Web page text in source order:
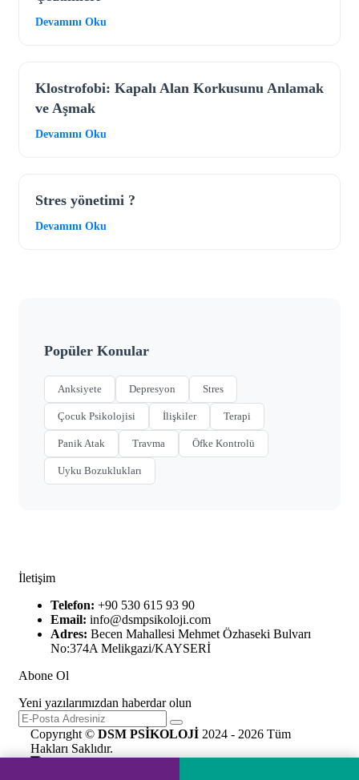
Devamını Oku
Klostrofobi: Kapalı Alan Korkusunu Anlamak
ve Aşmak
Devamını Oku
Stres yönetimi ?
Devamını Oku
Popüler Konular
Anksiyete Depresyon Stres
Çocuk Psikolojisi İlişkiler Terapi
Panik Atak Travma Öfke Kontrolü
Uyku Bozuklukları
İletişim
Telefon: +90 530 615 93 90
Email: info@dsmpsikoloji.com
Adres: Becen Mahallesi Mehmet Özhaseki Bulvarı
No:374A Melikgazi/KAYSERİ
Abone Ol
Yeni yazılarımızdan haberdar olun
Copyrıght © DSM PSİKOLOJİ 2024 - 2026 Tüm
Hakları Saklıdır.